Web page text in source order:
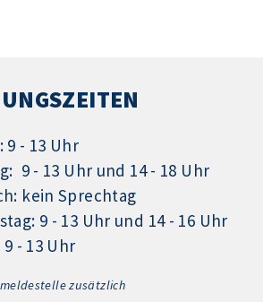
9 - 13 Uhr
9 - 13 Uhr und 14 - 18 Uhr
kein Sprechtag
9 - 13 Uhr und 14 - 16 Uhr
- 13 Uhr
zusätzlich